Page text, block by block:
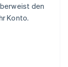
den
Konto.